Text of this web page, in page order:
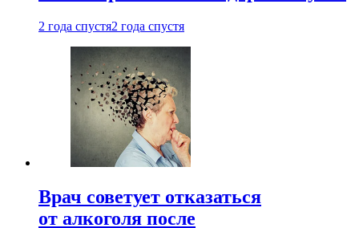
2 года спустя2 года спустя
Врач советует отказаться
от алкоголя после